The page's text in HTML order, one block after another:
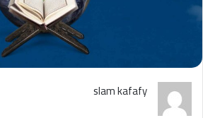
slam kafafy